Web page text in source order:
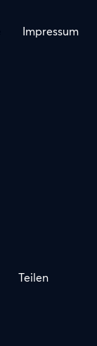
Impressum
Teilen